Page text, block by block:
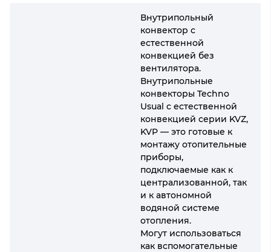
Внутрипольный
конвектор с
естественной
конвекцией без
вентилятора.
Внутрипольные
конвекторы Techno
Usual с естественной
конвекцией серии KVZ,
KVP — это готовые к
монтажу отопительные
приборы,
подключаемые как к
централизованной, так
и к автономной
водяной системе
отопления.
Могут использоваться
как вспомогательные